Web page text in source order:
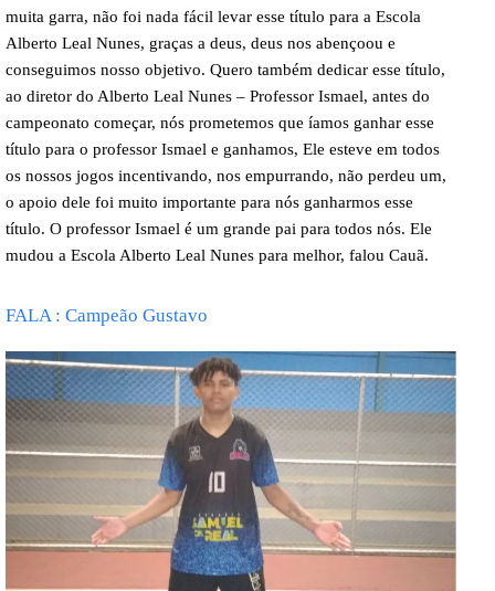
muita garra, não foi nada fácil levar esse título para a Escola
Alberto Leal Nunes, graças a deus, deus nos abençoou e
conseguimos nosso objetivo. Quero também dedicar esse título,
ao diretor do Alberto Leal Nunes – Professor Ismael, antes do
campeonato começar, nós prometemos que íamos ganhar esse
título para o professor Ismael e ganhamos, Ele esteve em todos
os nossos jogos incentivando, nos empurrando, não perdeu um,
o apoio dele foi muito importante para nós ganharmos esse
título. O professor Ismael é um grande pai para todos nós. Ele
mudou a Escola Alberto Leal Nunes para melhor, falou Cauã.
FALA : Campeão Gustavo